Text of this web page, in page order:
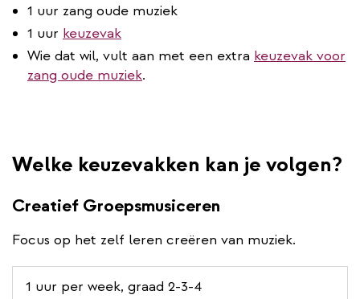
1 uur zang oude muziek
1 uur keuzevak
Wie dat wil, vult aan met een extra keuzevak voor
zang oude muziek.
Welke keuzevakken kan je volgen?
Creatief Groepsmusiceren
Focus op het zelf leren creëren van muziek.
1 uur per week, graad 2-3-4